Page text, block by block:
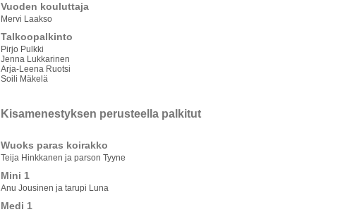
Vuoden kouluttaja
Mervi Laakso
Talkoopalkinto
Pirjo Pulkki
Jenna Lukkarinen
Arja-Leena Ruotsi
Soili Mäkelä
Kisamenestyksen perusteella palkitut
Wuoks paras koirakko
Teija Hinkkanen ja parson Tyyne
Mini 1
Anu Jousinen ja tarupi Luna
Medi 1